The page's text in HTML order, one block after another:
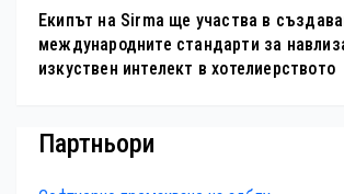
Екипът на Sirma ще участва в
международните стандарти за
изкуствен интелект в хотелиерството
Партньори